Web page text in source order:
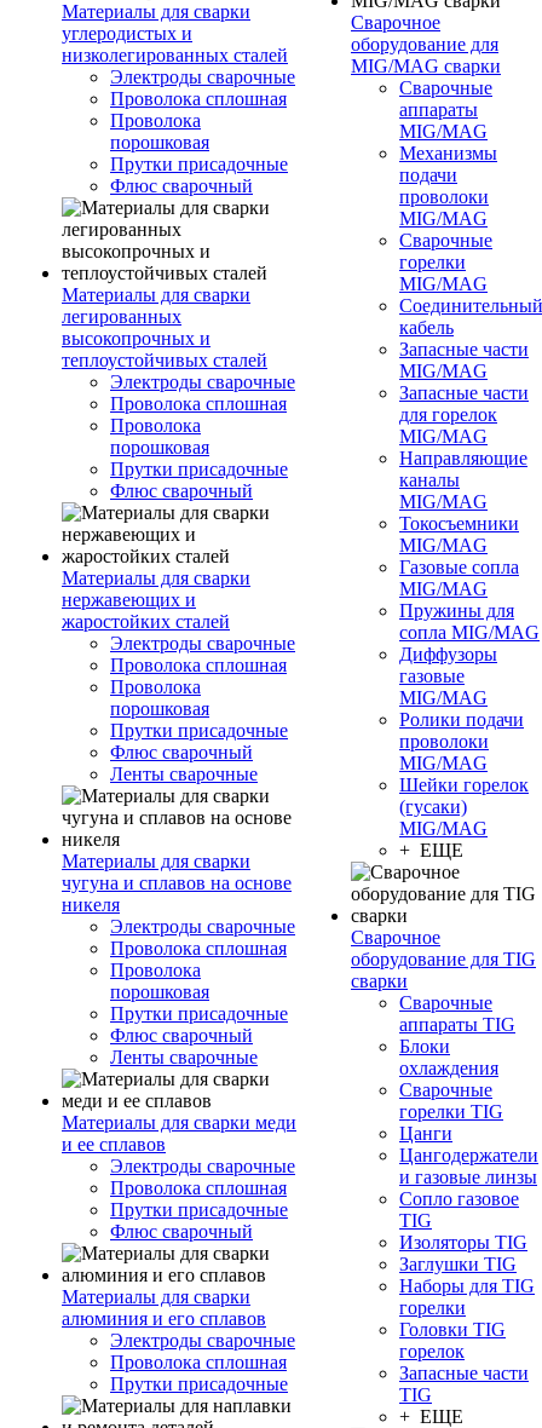
Материалы для сварки
углеродистых и
низколегированных сталей
Электроды сварочные
Проволока сплошная
Проволока
порошковая
Прутки присадочные
Флюс сварочный
Материалы для сварки
легированных
высокопрочных и
теплоустойчивых сталей
Электроды сварочные
Проволока сплошная
Проволока
порошковая
Прутки присадочные
Флюс сварочный
Материалы для сварки
нержавеющих и
жаростойких сталей
Электроды сварочные
Проволока сплошная
Проволока
порошковая
Прутки присадочные
Флюс сварочный
Ленты сварочные
Материалы для сварки
чугуна и сплавов на основе
никеля
Электроды сварочные
Проволока сплошная
Проволока
порошковая
Прутки присадочные
Флюс сварочный
Ленты сварочные
Материалы для сварки меди
и ее сплавов
Электроды сварочные
Проволока сплошная
Прутки присадочные
Флюс сварочный
Материалы для сварки
алюминия и его сплавов
Электроды сварочные
Проволока сплошная
Прутки присадочные
Сварочное
оборудование для
MIG/MAG сварки
Сварочные
аппараты
MIG/MAG
Механизмы
подачи
проволоки
MIG/MAG
Сварочные
горелки
MIG/MAG
Соединительный
кабель
Запасные части
MIG/MAG
Запасные части
для горелок
MIG/MAG
Направляющие
каналы
MIG/MAG
Токосъемники
MIG/MAG
Газовые сопла
MIG/MAG
Пружины для
сопла MIG/MAG
Диффузоры
газовые
MIG/MAG
Ролики подачи
проволоки
MIG/MAG
Шейки горелок
(гусаки)
MIG/MAG
+ ЕЩЕ
Сварочное
оборудование для TIG
сварки
Сварочные
аппараты TIG
Блоки
охлаждения
Сварочные
горелки TIG
Цанги
Цангодержатели
и газовые линзы
Сопло газовое
TIG
Изоляторы TIG
Заглушки TIG
Наборы для TIG
горелки
Головки TIG
горелок
Запасные части
TIG
+ ЕЩЕ